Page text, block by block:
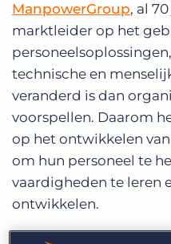
ManpowerGroup, al
marktleider op het
technische en
veranderd is dan
voorspellen. Daarom
op het ontwikkelen
om hun personeel te
vaardigheden te leren
ontwikkelen.
Met de lancering van